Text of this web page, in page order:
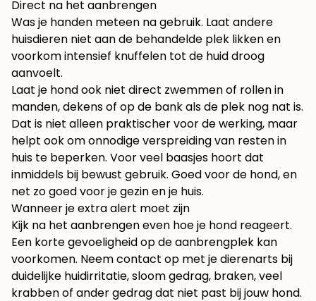
Direct na het aanbrengen
Was je handen meteen na gebruik. Laat andere
huisdieren niet aan de behandelde plek likken en
voorkom intensief knuffelen tot de huid droog
aanvoelt.
Laat je hond ook niet direct zwemmen of rollen in
manden, dekens of op de bank als de plek nog nat is.
Dat is niet alleen praktischer voor de werking, maar
helpt ook om onnodige verspreiding van resten in
huis te beperken. Voor veel baasjes hoort dat
inmiddels bij bewust gebruik. Goed voor de hond, en
net zo goed voor je gezin en je huis.
Wanneer je extra alert moet zijn
Kijk na het aanbrengen even hoe je hond reageert.
Een korte gevoeligheid op de aanbrengplek kan
voorkomen. Neem contact op met je dierenarts bij
duidelijke huidirritatie, sloom gedrag, braken, veel
krabben of ander gedrag dat niet past bij jouw hond.